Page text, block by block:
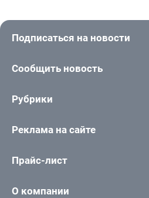
Подписаться на новости
Сообщить новость
Рубрики
Реклама на сайте
Прайс-лист
О компании